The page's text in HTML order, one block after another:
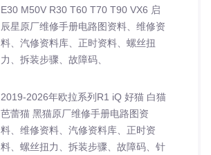
E30 M50V R30 T60 T70 T90 VX6 启
辰星原厂维修手册电路图资料、维修资
料、汽修资料库、正时资料、螺丝扭
力、拆装步骤、故障码、
2019-2026年欧拉系列R1 iQ 好猫 白猫
芭蕾猫 黑猫原厂维修手册电路图资
料、维修资料、汽修资料库、正时资
料、螺丝扭力、拆装步骤、故障码、针